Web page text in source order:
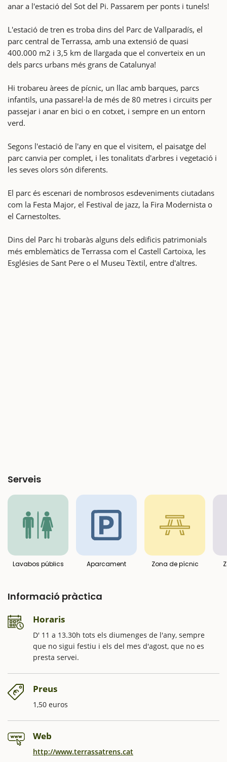
anar a l'estació del Sot del Pi. Passarem per ponts i tunels!
L'estació de tren es troba dins del Parc de Vallparadís, el
parc central de Terrassa, amb una extensió de quasi
400.000 m2 i 3,5 km de llargada que el converteix en un
dels parcs urbans més grans de Catalunya!
Hi trobareu àrees de pícnic, un llac amb barques, parcs
infantils, una passarel·la de més de 80 metres i circuits per
passejar i anar en bici o en cotxet, i sempre en un entorn
verd.
Segons l'estació de l'any en que el visitem, el paisatge del
parc canvia per complet, i les tonalitats d'arbres i vegetació i
les seves olors són diferents.
El parc és escenari de nombrosos esdeveniments ciutadans
com la Festa Major, el Festival de jazz, la Fira Modernista o
el Carnestoltes.
Dins del Parc hi trobaràs alguns dels edificis patrimonials
més emblemàtics de Terrassa com el Castell Cartoixa, les
Esglésies de Sant Pere o el Museu Tèxtil, entre d'altres.
Serveis
Lavabos públics Aparcament Zona de pícnic
Informació pràctica
Horaris
D' 11 a 13.30h tots els diumenges de l'any, sempre
que no sigui festiu i els del mes d'agost, que no es
presta servei.
Preus
1,50 euros
Web
http://www.terrassatrens.cat